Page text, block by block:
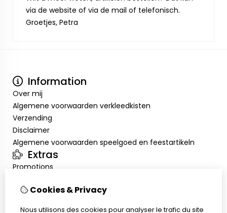
via de website of via de mail of telefonisch.
Groetjes, Petra
Information
Over mij
Algemene voorwaarden verkleedkisten
Verzending
Disclaimer
Algemene voorwaarden speelgoed en feestartikeln
Extras
Promotions
InloggenCookies & Privacy
Nous utilisons des cookies pour analyser le trafic du site